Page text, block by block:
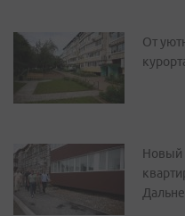
От
Новый